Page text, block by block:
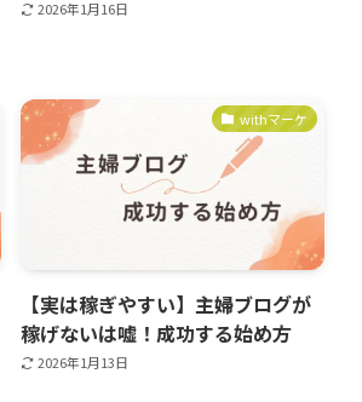
2026年1月16日
withマーケ
【実は稼ぎやすい】主婦ブログが
稼げないは嘘！成功する始め方
2026年1月13日